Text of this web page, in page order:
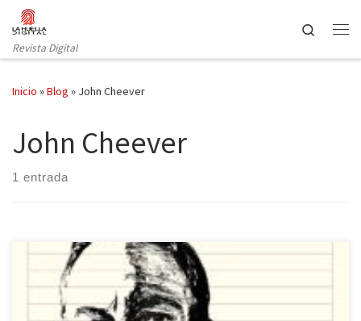
Saltar al contenido
Revista Digital
Search
Inicio »Blog » John Cheever
John Cheever
1 entrada
Desde hace años, John Cheever me acompaña. No recuerdo